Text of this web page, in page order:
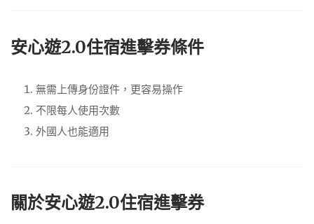
安心遊2.0住宿進擊券條件
無需上傳身份證件，更容易操作
不限每人使用次數
外國人也能適用
關於安心遊2.0住宿進擊券